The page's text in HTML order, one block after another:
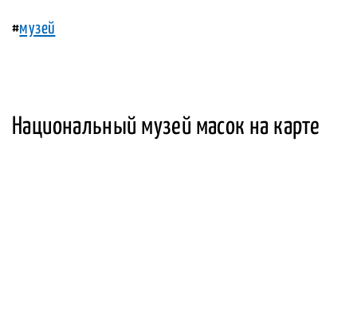
#музей
Национальный музей масок на карте